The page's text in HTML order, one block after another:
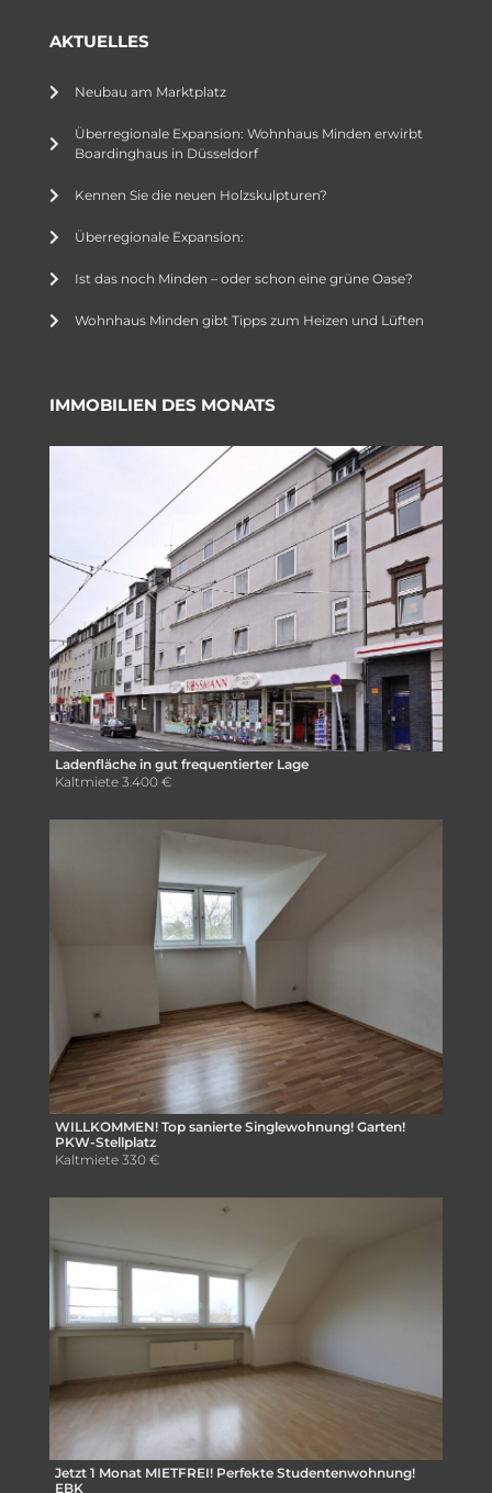
AKTUELLES
Neubau am Marktplatz
Überregionale Expansion: Wohnhaus Minden erwirbt
Boardinghaus in Düsseldorf
Kennen Sie die neuen Holzskulpturen?
Überregionale Expansion:
Ist das noch Minden – oder schon eine grüne Oase?
Wohnhaus Minden gibt Tipps zum Heizen und Lüften
IMMOBILIEN DES MONATS
Ladenfläche in gut frequentierter Lage
Kaltmiete 3.400 €
WILLKOMMEN! Top sanierte Singlewohnung! Garten!
PKW-Stellplatz
Kaltmiete 330 €
Jetzt 1 Monat MIETFREI! Perfekte Studentenwohnung!
EBK